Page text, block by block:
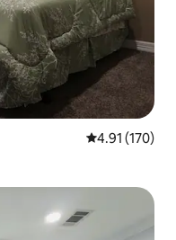
Calificación
4.91 (170)